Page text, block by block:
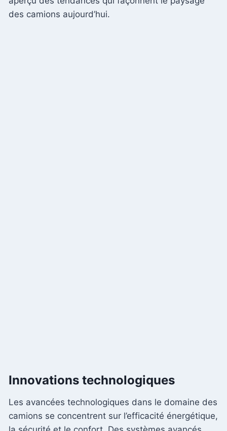
des camions aujourd’hui.
Innovations technologiques
Les avancées technologiques dans le domaine des
camions se concentrent sur l’efficacité énergétique,